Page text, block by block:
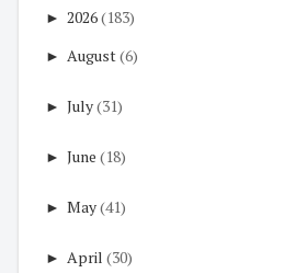
► 2026(183)
► August(6)
► July(31)
► June (18)
► May(41)
► April (30)